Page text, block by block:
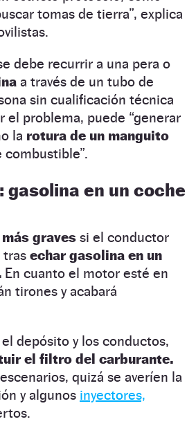
tomas de tierra”, explica
debe recurrir a una pera o
a través de un tubo de
sin cualificación técnica
el problema, puede “generar
la rotura de un manguito
gasolina en un coche
más graves si el conductor
tras echar gasolina en un
En cuanto el motor esté en
tirones y acabará
depósito y los conductos,
el filtro del carburante.
quizá se averíen la
y algunos inyectores,